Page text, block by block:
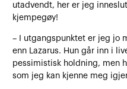
utadvendt, her er jeg
kjempegøy!
– I utgangspunktet er jeg jo
enn Lazarus. Hun går inn i
pessimistisk holdning, men
som jeg kan kjenne meg